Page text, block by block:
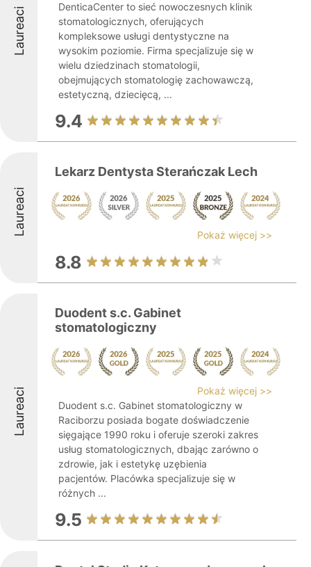
Laureaci
DenticaCenter to sieć nowoczesnych klinik
stomatologicznych, oferujących
kompleksowe usługi dentystyczne na
wysokim poziomie. Firma specjalizuje się w
wielu dziedzinach stomatologii,
obejmujących stomatologię zachowawczą,
estetyczną, dziecięcą, ...
9.4
Laureaci
Lekarz Dentysta Sterańczak Lech
Pokaż więcej >>
8.8
Laureaci
Duodent s.c. Gabinet
stomatologiczny
Pokaż więcej >>
Duodent s.c. Gabinet stomatologiczny w
Raciborzu posiada bogate doświadczenie
sięgające 1990 roku i oferuje szeroki zakres
usług stomatologicznych, dbając zarówno o
zdrowie, jak i estetykę uzębienia
pacjentów. Placówka specjalizuje się w
różnych ...
9.5